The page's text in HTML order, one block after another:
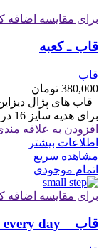
برای مقایسه اضافه
قاب ـ کعبه
قاب
380,000 تومان
قاب های پژال
برای هدیه سایز 16 در 21 جنس
افزودن به علاقه
اطلاعات بیشتر
مشاهده سریع
اتمام موجودی
برای مقایسه اضافه
قاب _ small steps every day